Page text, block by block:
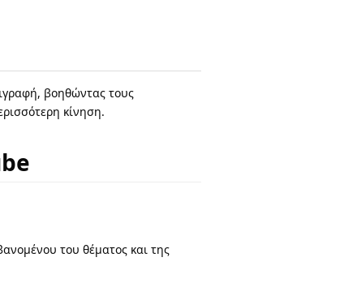
βοηθώντας τους
κίνηση.
του θέματος και της